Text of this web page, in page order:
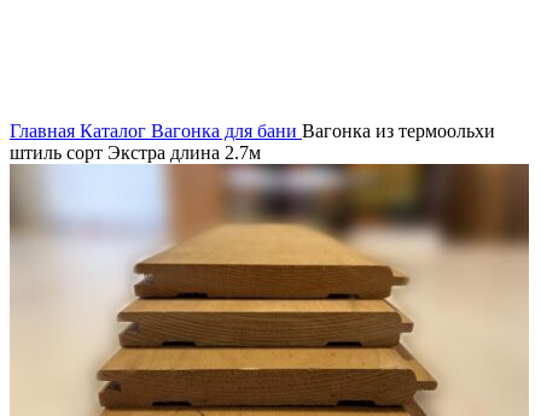
Главная Каталог Вагонка для бани Вагонка из термоольхи
штиль сорт Экстра длина 2.7м